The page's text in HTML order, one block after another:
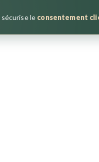
sécurise le consentement